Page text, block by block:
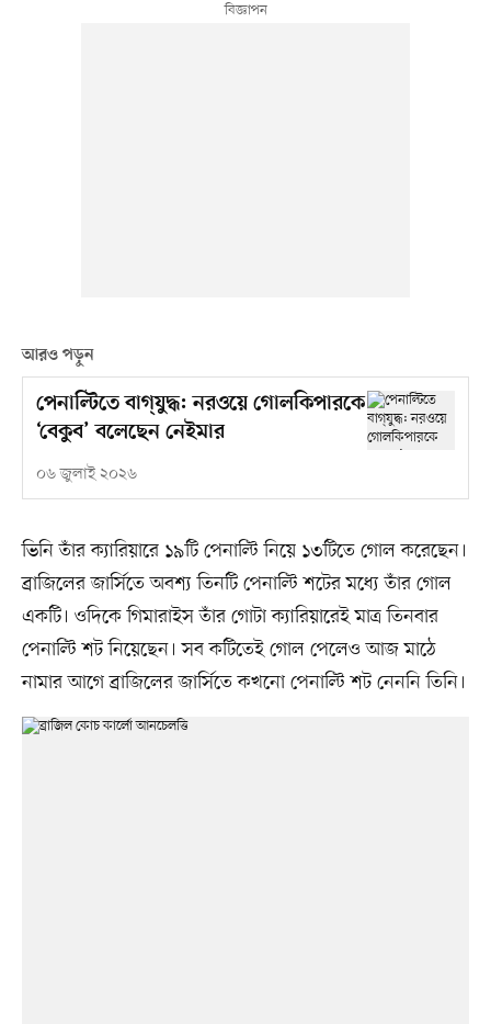
আরও পড়ুন
পেনাল্টিতে বাগ্‌যুদ্ধ: নরওয়ে গোলকিপারকে
‘বেকুব’ বলেছেন নেইমার
০৬ জুলাই ২০২৬
ভিনি তাঁর ক্যারিয়ারে ১৯টি পেনাল্টি নিয়ে ১৩টিতে গোল করেছেন।
ব্রাজিলের জার্সিতে অবশ্য তিনটি পেনাল্টি শটের মধ্যে তাঁর গোল
একটি। ওদিকে গিমারাইস তাঁর গোটা ক্যারিয়ারেই মাত্র তিনবার
পেনাল্টি শট নিয়েছেন। সব কটিতেই গোল পেলেও আজ মাঠে
নামার আগে ব্রাজিলের জার্সিতে কখনো পেনাল্টি শট নেননি তিনি।